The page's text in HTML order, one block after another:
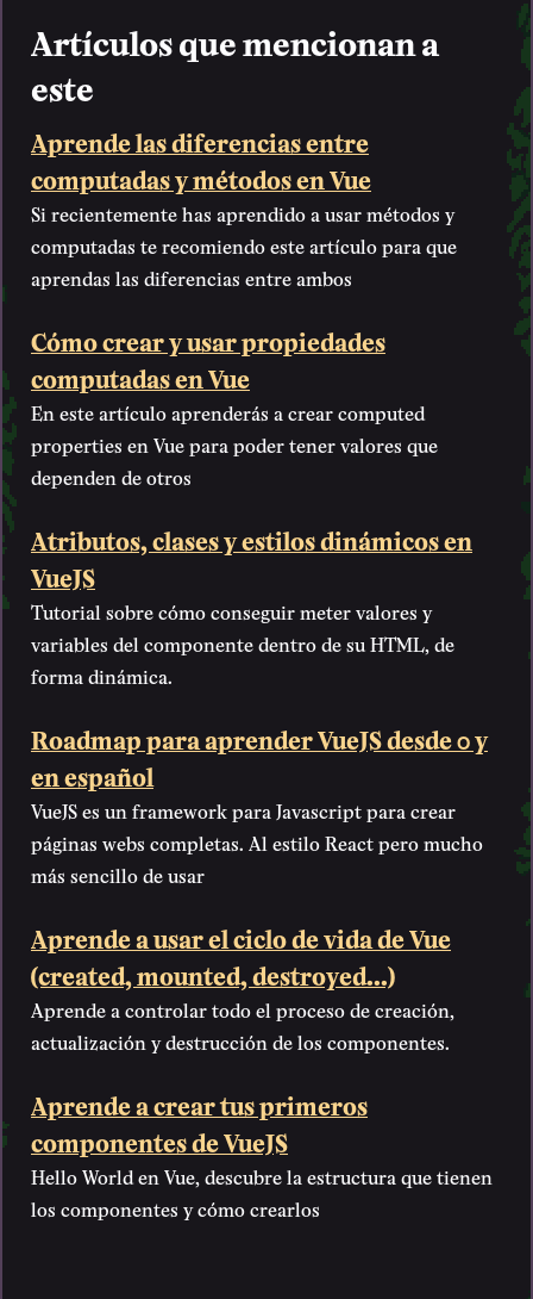
Artículos que mencionan a
este
Aprende las diferencias entre
computadas y métodos en Vue
Si recientemente has aprendido a usar métodos y
computadas te recomiendo este artículo para que
aprendas las diferencias entre ambos
Cómo crear y usar propiedades
computadas en Vue
En este artículo aprenderás a crear computed
properties en Vue para poder tener valores que
dependen de otros
Atributos, clases y estilos dinámicos en
VueJS
Tutorial sobre cómo conseguir meter valores y
variables del componente dentro de su HTML, de
forma dinámica.
Roadmap para aprender VueJS desde 0 y
en español
VueJS es un framework para Javascript para crear
páginas webs completas. Al estilo React pero mucho
más sencillo de usar
Aprende a usar el ciclo de vida de Vue
(created, mounted, destroyed...)
Aprende a controlar todo el proceso de creación,
actualización y destrucción de los componentes.
Aprende a crear tus primeros
componentes de VueJS
Hello World en Vue, descubre la estructura que tienen
los componentes y cómo crearlos